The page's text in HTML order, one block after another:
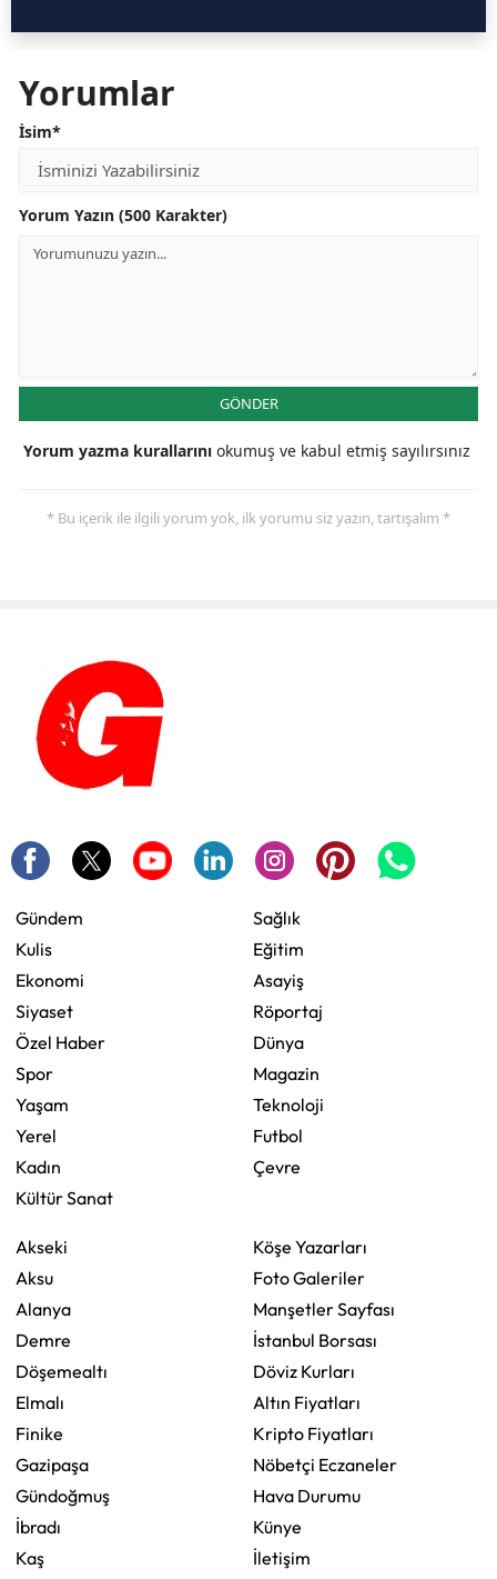
Yorumlar
İsim*
Yorum Yazın (500 Karakter)
GÖNDER
Yorum yazma kurallarını okumuş ve kabul etmiş sayılırsınız
* Bu içerik ile ilgili yorum yok, ilk yorumu siz yazın, tartışalım *
Gündem
Kulis
Ekonomi
Siyaset
Özel Haber
Spor
Yaşam
Yerel
Kadın
Kültür Sanat
Sağlık
Eğitim
Asayiş
Röportaj
Dünya
Magazin
Teknoloji
Futbol
Çevre
Akseki
Aksu
Alanya
Demre
Döşemealtı
Elmalı
Finike
Gazipaşa
Gündoğmuş
İbradı
Kaş
Köşe Yazarları
Foto Galeriler
Manşetler Sayfası
İstanbul Borsası
Döviz Kurları
Altın Fiyatları
Kripto Fiyatları
Nöbetçi Eczaneler
Hava Durumu
Künye
İletişim